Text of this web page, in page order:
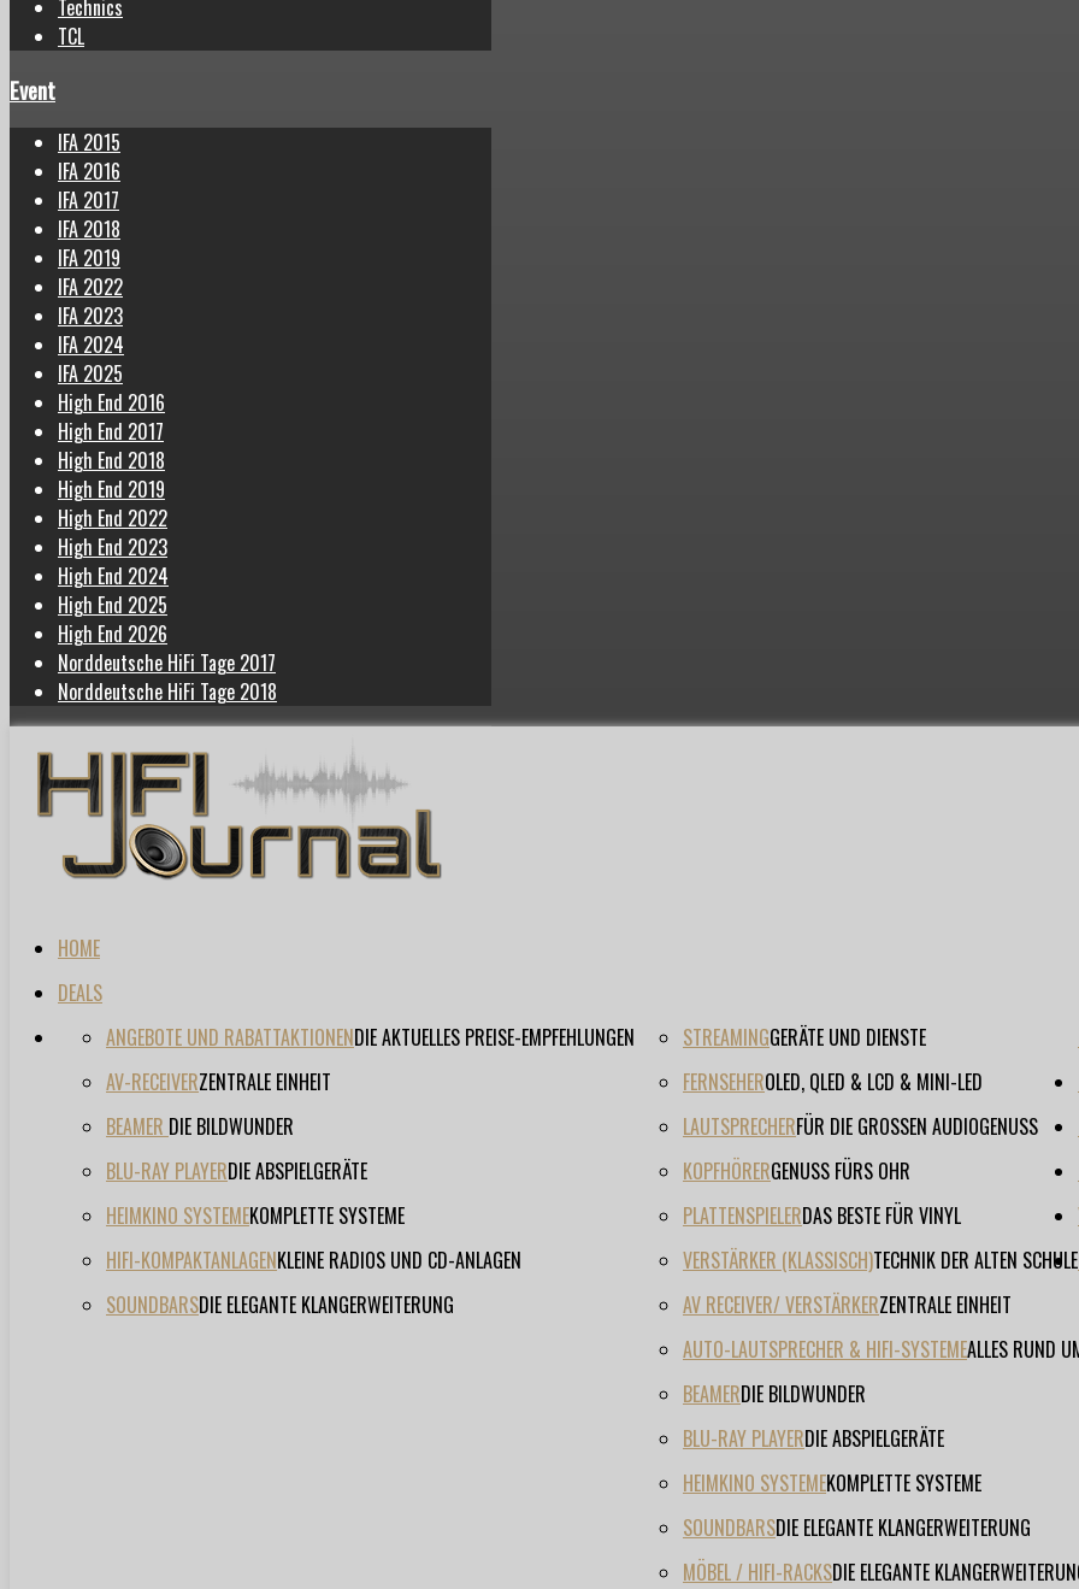
Technics
TCL
Event
IFA 2015
IFA 2016
IFA 2017
IFA 2018
IFA 2019
IFA 2022
IFA 2023
IFA 2024
IFA 2025
High End 2016
High End 2017
High End 2018
High End 2019
High End 2022
High End 2023
High End 2024
High End 2025
High End 2026
Norddeutsche HiFi Tage 2017
Norddeutsche HiFi Tage 2018
HOME
DEALS
ANGEBOTE UND RABATTAKTIONENDIE AKTUELLES PREISE-EMPFEHLUNGEN
AV-RECEIVERZENTRALE EINHEIT
BEAMER DIE BILDWUNDER
BLU-RAY PLAYERDIE ABSPIELGERÄTE
HEIMKINO SYSTEMEKOMPLETTE SYSTEME
HIFI-KOMPAKTANLAGENKLEINE RADIOS UND CD-ANLAGEN
SOUNDBARSDIE ELEGANTE KLANGERWEITERUNG
STREAMINGGERÄTE UND DIENSTE
FERNSEHEROLED, QLED & LCD & MINI-LED
LAUTSPRECHERFÜR DIE GROSSEN AUDIOGENUSS
KOPFHÖRERGENUSS FÜRS OHR
PLATTENSPIELERDAS BESTE FÜR VINYL
VERSTÄRKER (KLASSISCH)TECHNIK DER ALTEN SCHULE
AV RECEIVER/ VERSTÄRKERZENTRALE EINHEIT
AUTO-LAUTSPRECHER & HIFI-SYSTEMEALLES RUND
BEAMERDIE BILDWUNDER
BLU-RAY PLAYERDIE ABSPIELGERÄTE
HEIMKINO SYSTEMEKOMPLETTE SYSTEME
SOUNDBARSDIE ELEGANTE KLANGERWEITERUNG
MÖBEL / HIFI-RACKSDIE ELEGANTE